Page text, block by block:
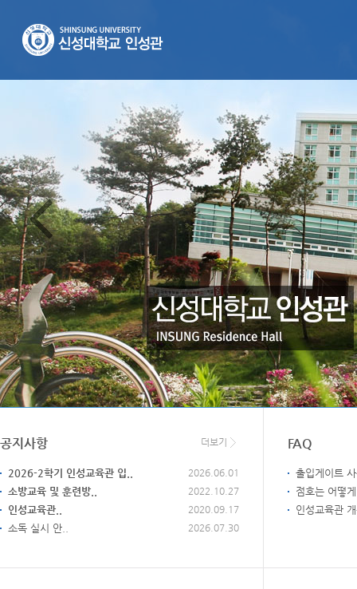
공지사항 더보기
2026-2학기 인성교육관 입.. 2026.06.01
소방교육 및 훈련방.. 2022.10.27
인성교육관.. 2020.09.17
소독 실시 안.. 2026.07.30
FAQ
출입게이트
점호는 어떻
인성교육관